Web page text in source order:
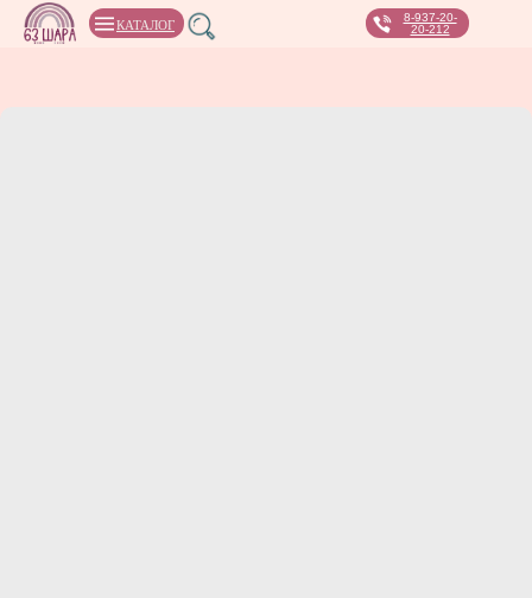
8-937-20-
20-212
КАТАЛОГ